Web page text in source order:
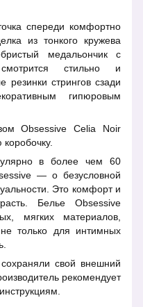
спереди комфортно
из тонкого кружева
медальончик с
стильно и
резинки стрингов сзади
гипюровым
Obsessive Celia Noir
в более чем 60
— о безусловной
Это комфорт и
Белье Obsessive
мягких материалов,
только для интимных
свой внешний
рекомендует